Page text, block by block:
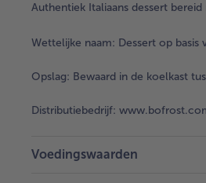
Authentiek Italiaans dessert
Wettelijke naam: Dessert op
Opslag: Bewaard in de koelkast
Distributiebedrijf:
Voedingswaarden